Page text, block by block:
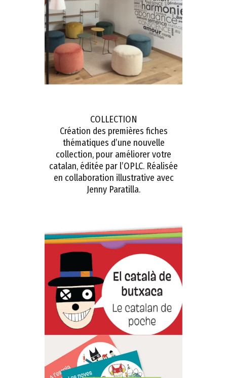
COLLECTION
Création des premières fiches
thématiques d’une nouvelle
collection, pour améliorer votre
catalan, éditée par l’OPLC. Réalisée
en collaboration illustrative avec
Jenny Paratilla.